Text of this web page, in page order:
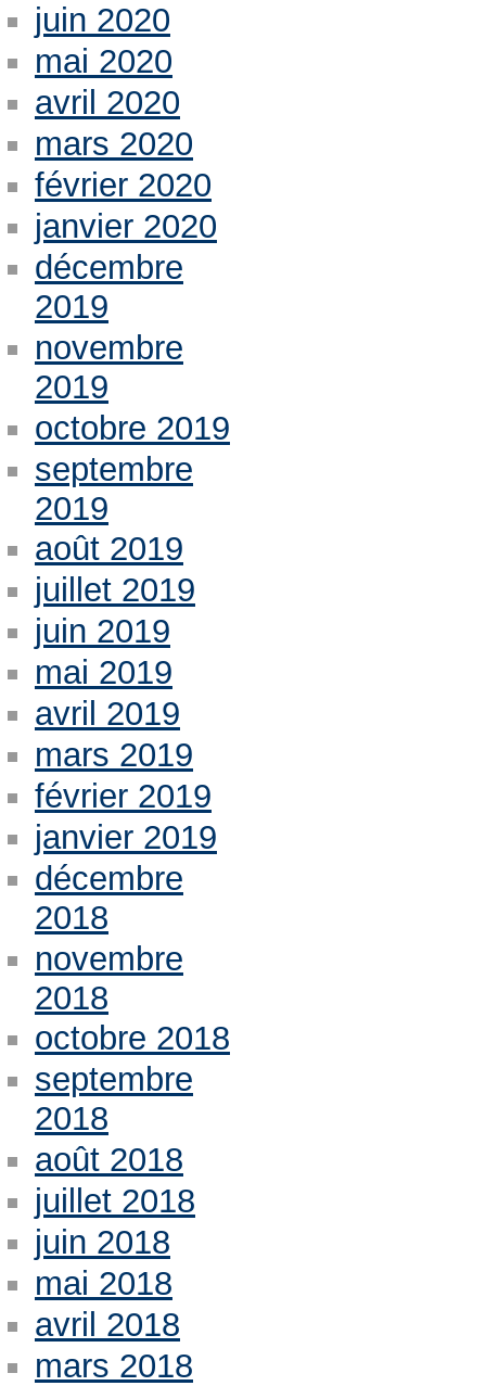
juin 2020
mai 2020
avril 2020
mars 2020
février 2020
janvier 2020
décembre
2019
novembre
2019
octobre 2019
septembre
2019
août 2019
juillet 2019
juin 2019
mai 2019
avril 2019
mars 2019
février 2019
janvier 2019
décembre
2018
novembre
2018
octobre 2018
septembre
2018
août 2018
juillet 2018
juin 2018
mai 2018
avril 2018
mars 2018